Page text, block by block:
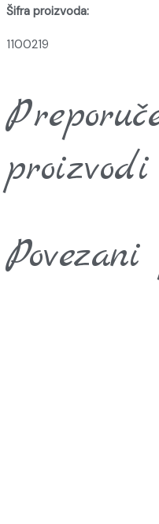
Šifra proizvoda:
1100219
proizvodi